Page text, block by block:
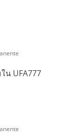
น UFA777